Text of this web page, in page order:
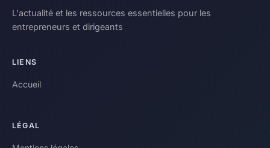
L'actualité et les ressources essentielles pour les
entrepreneurs et dirigeants
LIENS
Accueil
LÉGAL